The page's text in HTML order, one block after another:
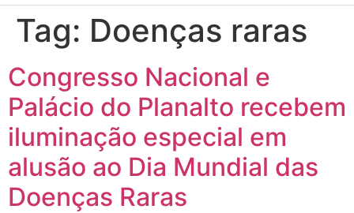
Tag: Doenças raras
Congresso Nacional e
Palácio do Planalto recebem
iluminação especial em
alusão ao Dia Mundial das
Doenças Raras